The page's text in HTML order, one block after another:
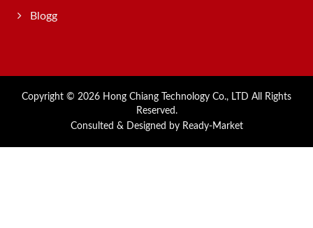
Blogg
Copyright © 2026 Hong Chiang Technology Co., LTD All Rights
Reserved.
Consulted & Designed by Ready-Market